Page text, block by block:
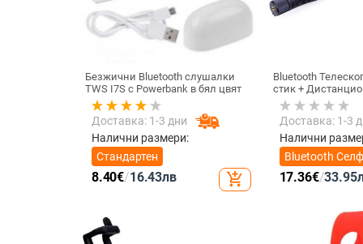
Безжични Bluetooth слушалки
TWS I7S с Powerbank в бял цвят
Доставка: 1-3 дни
Налични размери:
Стандартен
8.40€/16.43лв add_shopping_cart
Bluetooth
стик +
снимане,
IOS - Черен
Доставка: 1-3
Налични
Bluetooth
стик +
Дистанционно
17.36€/33.95